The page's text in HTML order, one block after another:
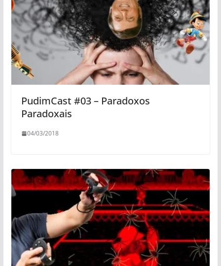
PudimCast #03 – Paradoxos
Paradoxais
04/03/2018